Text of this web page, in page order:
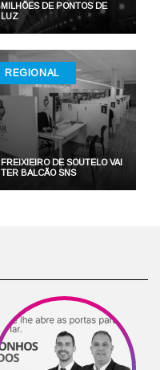
MILHÕES DE PONTOS DE
LUZ
REGIONAL
FREIXIEIRO DE SOUTELO VAI
TER BALCÃO SNS